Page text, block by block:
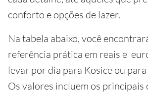
conforto e opções de lazer.
Na tabela abaixo, você
referência prática em reais e
levar por dia para Kosice ou
Os valores incluem os principais